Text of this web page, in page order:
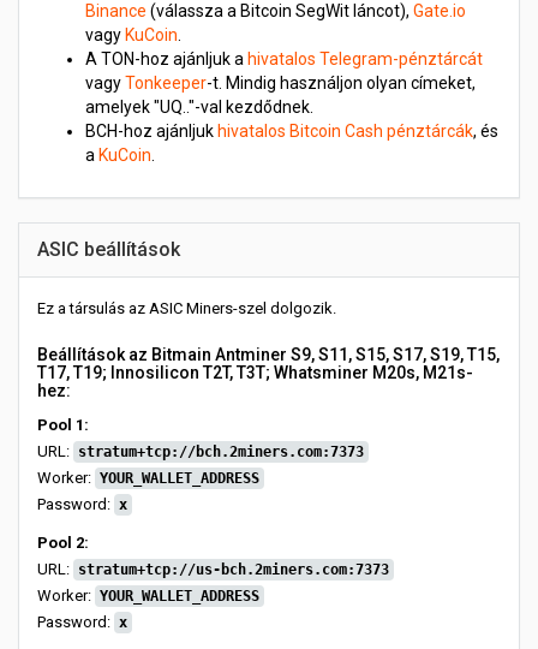
Binance (válassza a Bitcoin SegWit láncot), Gate.io
vagy KuCoin
A TON-hoz ajánljuk a hivatalos Telegram-pénztárcát
vagyTonkeeper-t. Mindig használjon olyan címeket,
amelyek "UQ.."-val kezdődnek.
BCH-hoz ajánljuk hivatalos Bitcoin Cash pénztárcák, és
a KuCoin
ASIC beállítások
Ez a társulás az ASIC Miners-szel dolgozik.
Beállítások az Bitmain Antminer S9, S11, S15, S17, S19, T15,
T17, T19; Innosilicon T2T, T3T; Whatsminer M20s, M21s-
hez:
Pool 1:
URL: stratum+tcp://bch.2miners.com:7373
Worker: YOUR_WALLET_ADDRESS
Password: x
Pool 2:
URL: stratum+tcp://us-bch.2miners.com:7373
Worker: YOUR_WALLET_ADDRESS
Password: x